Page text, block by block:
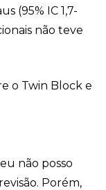
(95% IC 1,7-
não teve
o Twin Block e
não posso
Porém,